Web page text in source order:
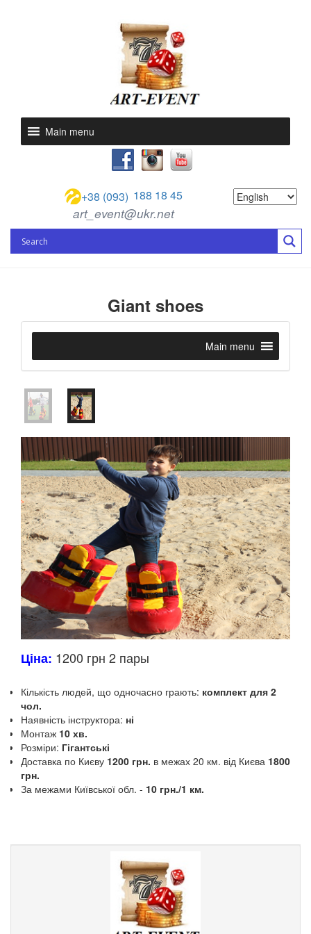
Main menu
+38 (093) 188 18 45
art_event@ukr.net
Giant shoes
Main menu
Ціна: 1200 грн 2 пары
Кількість людей, що одночасно грають: комплект для 2
чол.
Наявність інструктора: ні
Монтаж 10 хв.
Розміри: Гігантські
Доставка по Києву 1200 грн. в межах 20 км. від Києва 1800
грн.
За межами Київської обл. - 10 грн./1 км.